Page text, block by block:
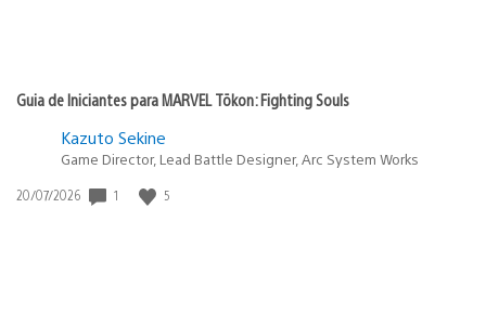
Guia de Iniciantes para MARVEL Tōkon: Fighting Souls
Kazuto Sekine
Game Director, Lead Battle Designer, Arc System Works
Data
20/07/2026 1 5